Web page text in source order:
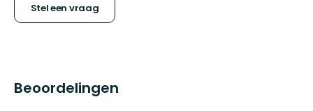
Stel een vraag
Beoordelingen